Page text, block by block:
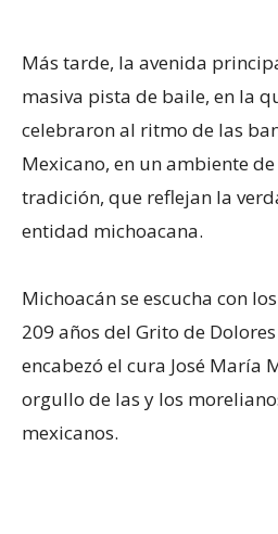
Más tarde, la avenida
masiva pista de baile, en la
celebraron al ritmo de las
Mexicano, en un ambiente
tradición, que reflejan la
entidad michoacana.
Michoacán se escucha con
209 años del Grito de
encabezó el cura José María
orgullo de las y los
mexicanos.